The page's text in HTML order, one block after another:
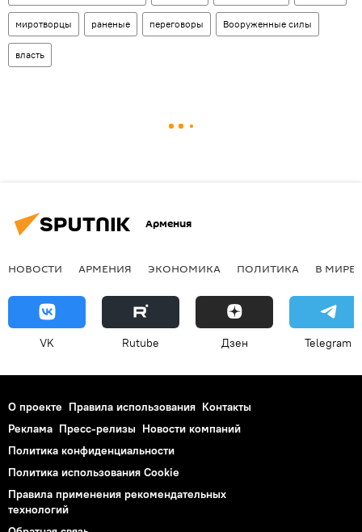
миротворцы раненые переговоры Вооруженные силы
власть
Армения
НОВОСТИ АРМЕНИЯ ЭКОНОМИКА ПОЛИТИКА В МИРЕ
VK Rutube Дзен Telegram
О проекте Правила использования Контакты
Реклама Пресс-релизы Новости компаний
Политика конфиденциальности
Политика использования Cookie
Правила применения рекомендательных
технологий